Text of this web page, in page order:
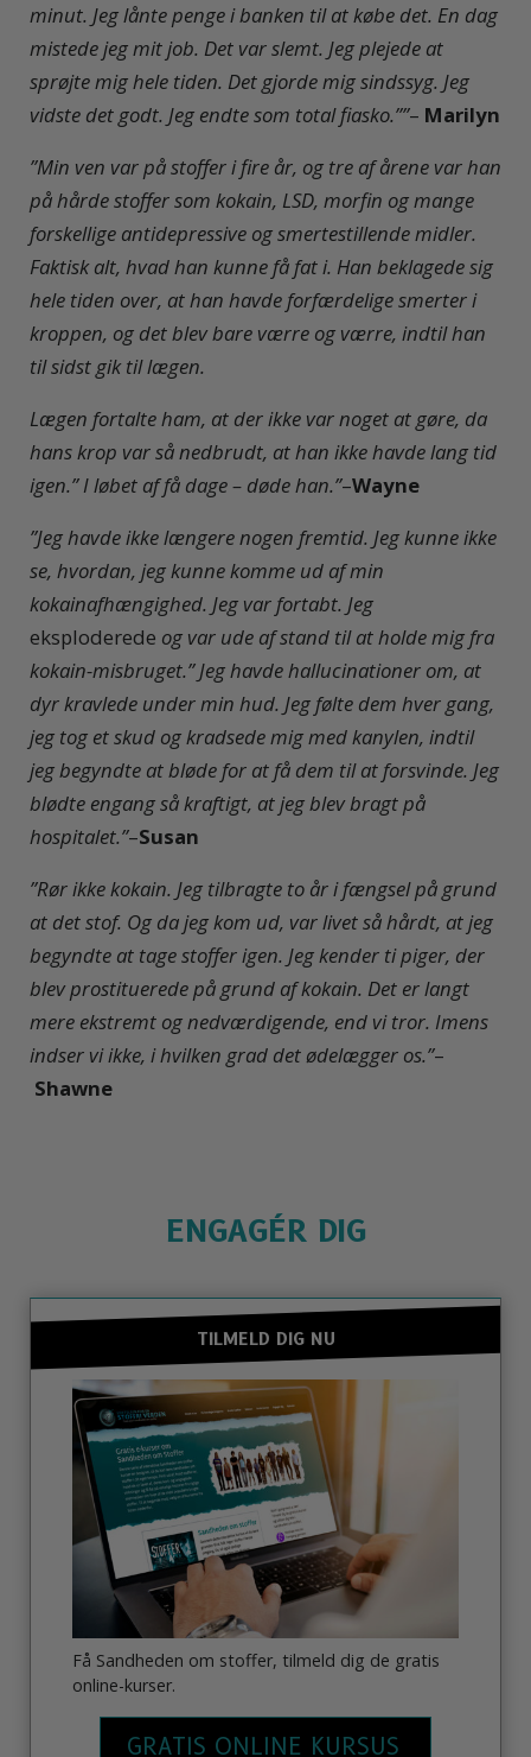
minut. Jeg lånte penge i banken til at købe det. En dag
mistede jeg mit job. Det var slemt. Jeg plejede at
sprøjte mig hele tiden. Det gjorde mig sindssyg. Jeg
vidste det godt. Jeg endte som total fiasko.””– Marilyn
”Min ven var på stoffer i fire år, og tre af årene var han
på hårde stoffer som kokain, LSD, morfin og mange
forskellige antidepressive og smertestillende midler.
Faktisk alt, hvad han kunne få fat i. Han beklagede sig
hele tiden over, at han havde forfærdelige smerter i
kroppen, og det blev bare værre og værre, indtil han
til sidst gik til lægen.
Lægen fortalte ham, at der ikke var noget at gøre, da
hans krop var så nedbrudt, at han ikke havde lang tid
igen.” I løbet af få dage – døde han.”–Wayne
”Jeg havde ikke længere nogen fremtid. Jeg kunne ikke
se, hvordan, jeg kunne komme ud af min
kokainafhængighed. Jeg var fortabt. Jeg
eksploderede og var ude af stand til at holde mig fra
kokain-misbruget.” Jeg havde hallucinationer om, at
dyr kravlede under min hud. Jeg følte dem hver gang,
jeg tog et skud og kradsede mig med kanylen, indtil
jeg begyndte at bløde for at få dem til at forsvinde. Jeg
blødte engang så kraftigt, at jeg blev bragt på
hospitalet.”–Susan
”Rør ikke kokain. Jeg tilbragte to år i fængsel på grund
at det stof. Og da jeg kom ud, var livet så hårdt, at jeg
begyndte at tage stoffer igen. Jeg kender ti piger, der
blev prostituerede på grund af kokain. Det er langt
mere ekstremt og nedværdigende, end vi tror. Imens
indser vi ikke, i hvilken grad det ødelægger os.”–
Shawne
ENGAGÉR DIG
TILMELD DIG NU
Få Sandheden om stoffer, tilmeld dig de gratis
online-kurser.
GRATIS ONLINE KURSUS